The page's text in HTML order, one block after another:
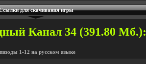
для скачивания игры
Канал 34 (391.80 Мб.):
1-12 на русском языке